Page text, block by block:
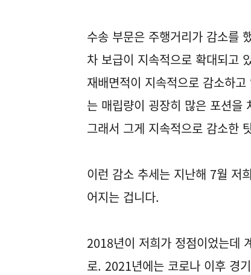
수송 부문은 주행거리가 감소를
차 보급이 지속적으로 확대되고
재배면적이 지속적으로 감소하
는 매립량이 굉장히 많은 포션을
그래서 그게 지속적으로 감소한
이런 감소 추세는 지난해 7월 저
어지는 겁니다.
2018년이 저희가 정점이었는데
로. 2021년에는 코로나 이후 경